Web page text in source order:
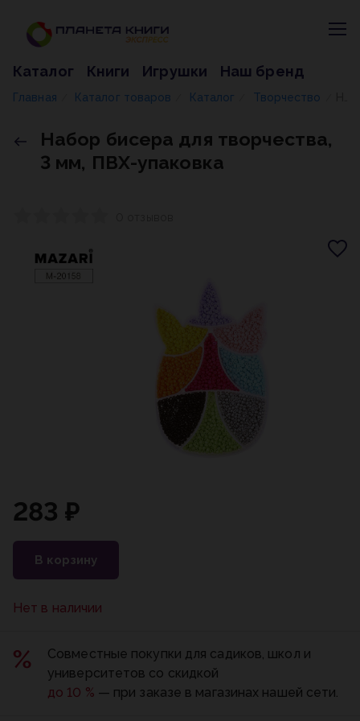
Каталог Книги Игрушки Наш бренд
Главная Каталог товаров Каталог Творчество
Набор бисера для творчества,
3 мм, ПВХ-упаковка
283 ₽
В корзину
Нет в наличии
Совместные покупки для садиков, школ и
университетов со скидкой
до 10 % — при заказе в магазинах нашей сети.